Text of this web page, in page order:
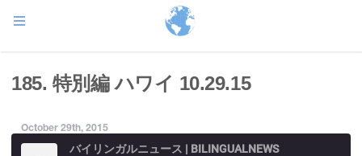
185. 特別編 ハワイ 10.29.15
October 29th, 2015
バイリンガルニュース | BILINGUALNEWS